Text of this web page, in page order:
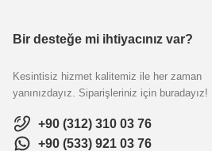
Bir desteğe mi ihtiyacınız var?
Kesintisiz hizmet kalitemiz ile her zaman
yanınızdayız. Siparişleriniz için buradayız!
+90 (312) 310 03 76
+90 (533) 921 03 76